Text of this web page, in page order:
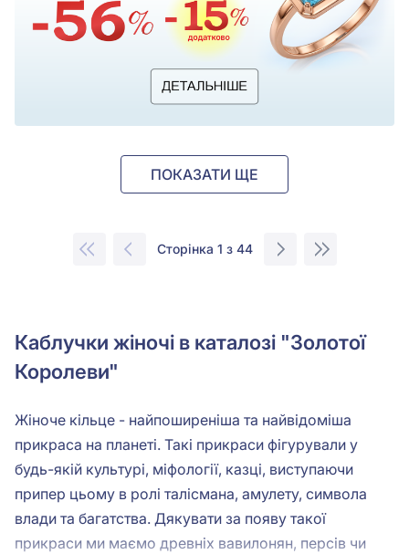
ПОКАЗАТИ ЩЕ
Сторінка 1 з 44
Каблучки жіночі в каталозі "Золотої
Королеви"
Жіноче кільце - найпоширеніша та найвідоміша
прикраса на планеті. Такі прикраси фігурували у
будь-якій культурі, міфології, казці, виступаючи
припер цьому в ролі талісмана, амулету, символа
влади та багатства. Дякувати за появу такої
прикраси ми маємо древніх вавилонян, персів чи